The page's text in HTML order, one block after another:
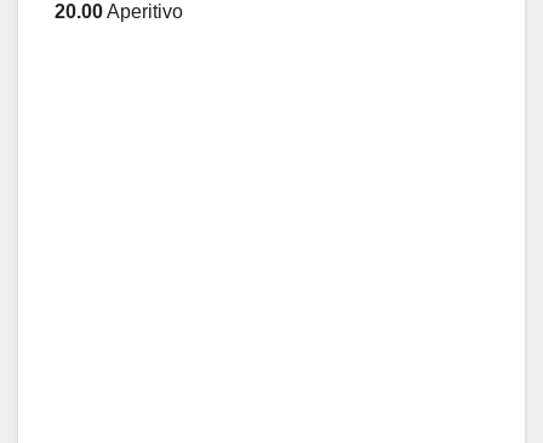
20.00Aperitivo